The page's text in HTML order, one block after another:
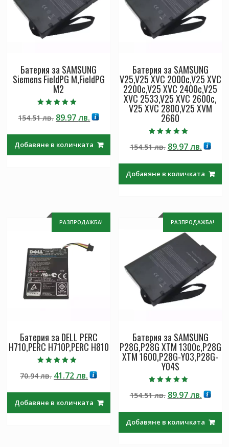
Батерия за SAMSUNG
Siemens FieldPG M,FieldPG
M2
5.00
от 5
154.51лв. Original
154.51 лв..
89.97лв.Текущата
89.97 лв..
Добавяне в количката
Батерия за SAMSUNG
V25,V25 XVC 2000c,V25 XVC
2200c,V25 XVC 2400c,V25
XVC 2533,V25 XVC 2600c,
V25 XVC 2800,V25 XVM
2660
4.50
от 5
154.51лв. Original
154.51 лв..
89.97лв.
89.97
Добавяне в количката
РАЗПРОДАЖБА!
Батерия за DELL PERC
H710,PERC H710P,PERC H810
5.00
от 5
70.94лв. Original
70.94 лв..
41.72лв.Текущата
41.72 лв..
Добавяне в количката
РАЗПРОДАЖБА!
Батерия за SAMSUNG
P28G,P28G XTM 1300c,P28G
XTM 1600,P28G-Y03,P28G-
Y04S
5.00
от 5
154.51лв. Original
154.51 лв..
89.97лв.
89.97
Добавяне в количката